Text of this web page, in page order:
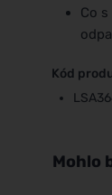
Co
Kód
Mohlo